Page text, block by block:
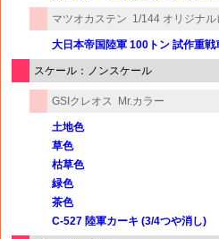
マツオカステン 1/144 オリジナル
大日本帝国陸軍 100トン 試作重戦
スケール：ノンスケール
GSIクレオス Mr.カラー
土地色
草色
枯草色
緑色
茶色
C-527 陸軍カーキ (3/4つや消し)
ゲンブンマガジン
ゴールドメダルモデルズ
サイバーホビー